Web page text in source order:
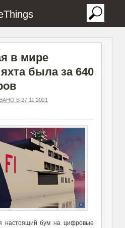
в мире
была за 640
В 27.11.2021
настоящий бум на цифровые